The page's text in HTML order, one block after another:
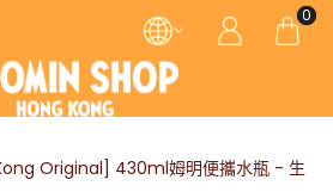
0
Original] 430ml姆明便攜水瓶 - 生